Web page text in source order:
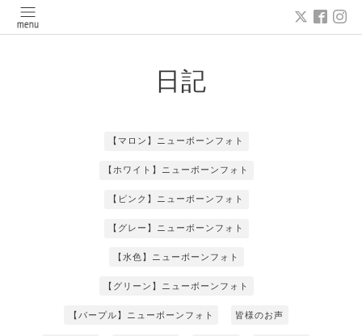
日記
【マロン】ニューボーンフォト
【ホワイト】ニューボーンフォト
【ピンク】ニューボーンフォト
【グレー】ニューボーンフォト
【水色】ニューボーンフォト
【グリーン】ニューボーンフォト
【パープル】ニューボーンフォト 皆様のお声